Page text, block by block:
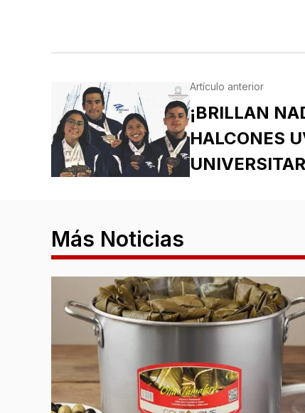
Artículo anterior
¡BRILLAN
HALCONES
Más Noticias